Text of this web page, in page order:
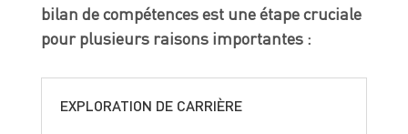
bilan de compétences est une étape cruciale
pour plusieurs raisons importantes :
EXPLORATION DE CARRIÈRE